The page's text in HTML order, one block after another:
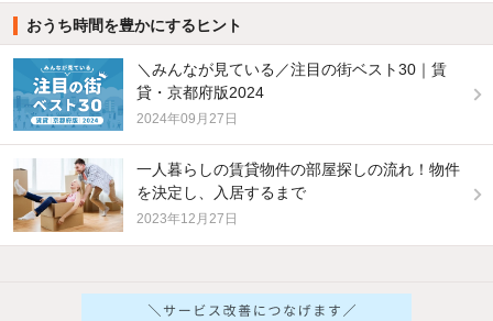
おうち時間を豊かにするヒント
＼みんなが見ている／注目の街ベスト30｜賃
貸・京都府版2024
2024年09月27日
一人暮らしの賃貸物件の部屋探しの流れ！物件
を決定し、入居するまで
2023年12月27日
他の人はこんな条件で絞り込んでいます！